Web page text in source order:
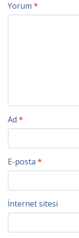
Yorum *
Ad *
E-posta *
İnternet sitesi